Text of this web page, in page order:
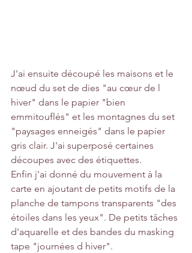
J'ai ensuite découpé les maisons et le
nœud du set de dies "au cœur de l
hiver" dans le papier "bien
emmitouflés" et les montagnes du set
"paysages enneigés" dans le papier
gris clair. J'ai superposé certaines
découpes avec des étiquettes.
Enfin j'ai donné du mouvement à la
carte en ajoutant de petits motifs de la
planche de tampons transparents "des
étoiles dans les yeux". De petits tâches
d'aquarelle et des bandes du masking
tape "journées d hiver".